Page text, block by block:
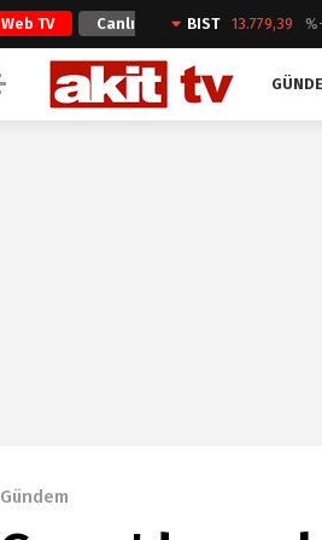
Web TV Canlı
Yayın
BIST 13.779,39
Gündem